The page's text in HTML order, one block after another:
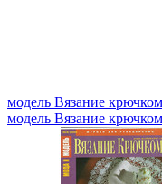
модель Вязание
модель Вязание